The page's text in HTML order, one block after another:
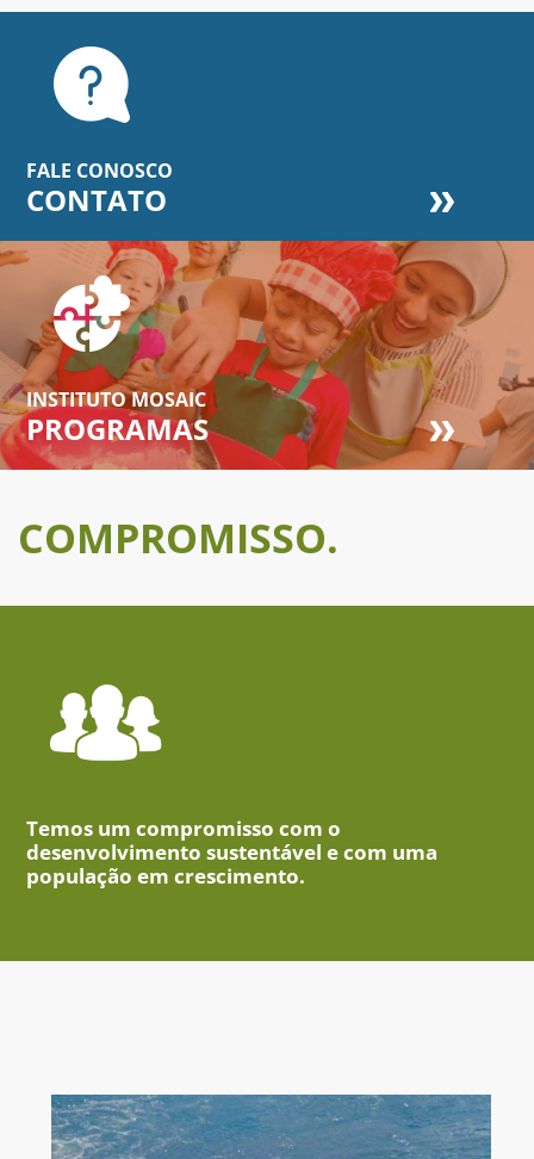
FALE CONOSCO
CONTATO
INSTITUTO MOSAIC
PROGRAMAS
COMPROMISSO.
Temos um compromisso com o
desenvolvimento sustentável e com uma
população em crescimento.